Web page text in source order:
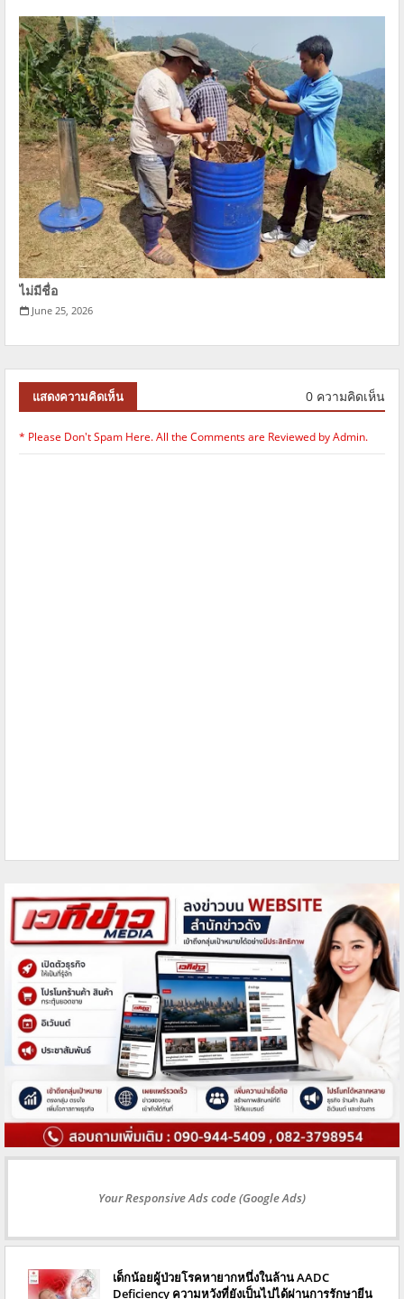
ไม่มีชื่อ
June 25, 2026
แสดงความคิดเห็น 0 ความคิดเห็น
* Please Don't Spam Here. All the Comments are Reviewed by Admin.
Your Responsive Ads code (Google Ads)
เด็กน้อยผู้ป่วยโรคหายากหนึ่งในล้าน AADC
Deficiency ความหวังที่ยังเป็นไปได้ผ่านการรักษายีน